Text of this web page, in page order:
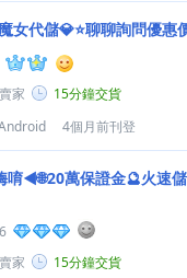
女代儲💎⭐聊聊詢問優惠
家
15分鐘交貨
4個月前刊登
◄🌐20萬保證金🔮火速
家
15分鐘交貨